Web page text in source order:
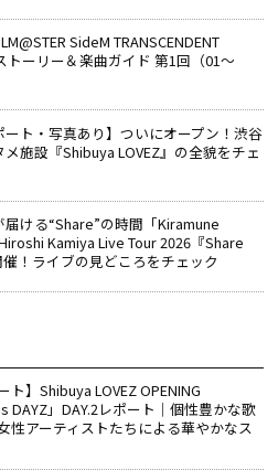
SideM TRANSCENDENT
トーリー＆楽曲ガイド 第1回（01～
ート・写真あり】ついにオープン！渋谷
施設『Shibuya LOVEZ』の全貌をチェ
ける“Share”の時間――「Kiramune
Kamiya Live Tour 2026『Share
！ライブの見どころをチェック
ト】Shibuya LOVEZ OPENING
DAYZ」DAY.2レポート｜個性豊かな歌
性アーティストたちによる華やかなス